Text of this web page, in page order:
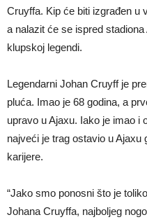
Cruyffa. Kip će biti izgrađen u
a nalazit će se ispred
klupskoj legendi.
Legendarni Johan Cruyff je
pluća. Imao je 68 godina, a
upravo u Ajaxu. Iako je imao i
najveći je trag ostavio u Ajaxu
karijere.
“Jako smo ponosni što je
Johana Cruyffa, najboljeg